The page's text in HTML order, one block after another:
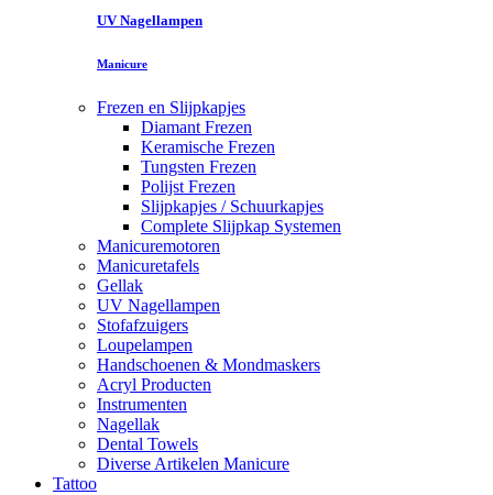
UV Nagellampen
Manicure
Frezen en Slijpkapjes
Diamant Frezen
Keramische Frezen
Tungsten Frezen
Polijst Frezen
Slijpkapjes / Schuurkapjes
Complete Slijpkap Systemen
Manicuremotoren
Manicuretafels
Gellak
UV Nagellampen
Stofafzuigers
Loupelampen
Handschoenen & Mondmaskers
Acryl Producten
Instrumenten
Nagellak
Dental Towels
Diverse Artikelen Manicure
Tattoo